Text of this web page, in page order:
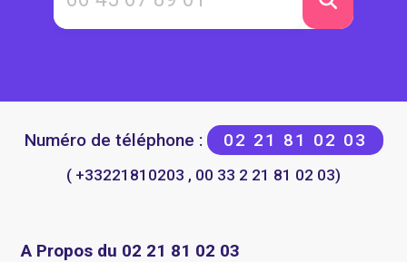
Numéro de téléphone : 02 21 81 02 03
( +33221810203 , 00 33 2 21 81 02 03)
A Propos du 02 21 81 02 03